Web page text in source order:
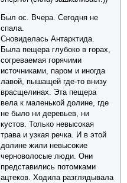
Был ос. Вчера. Сегодня не
спала.
Сновиделась Антарктида.
Была пещера глубоко в горах,
согреваемая горячими
источниками, паром и иногда
лавой, пышащей где-то внизу
врасщелинах. Эта пещера
вела к маленькой долине, где
не было ни деревьев, ни
кустов. Только невысокая
трава и узкая речка. И в этой
долине жили невысокие
черноволосые люди. Они
представились потомками
ацтеков. Ходила разглядывала